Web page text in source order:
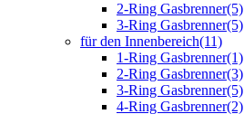
2-Ring Gasbrenner(5)
3-Ring Gasbrenner(5)
für den Innenbereich(11)
1-Ring Gasbrenner(1)
2-Ring Gasbrenner(3)
3-Ring Gasbrenner(5)
4-Ring Gasbrenner(2)